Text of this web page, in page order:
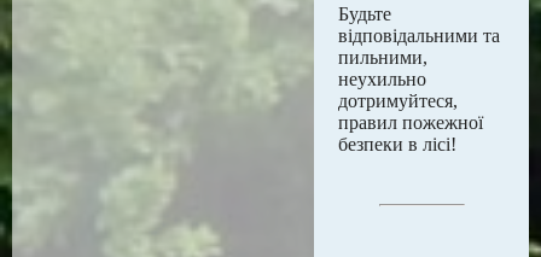
Будьте
відповідальними та
пильними,
неухильно
дотримуйтеся,
правил пожежної
безпеки в лісі!